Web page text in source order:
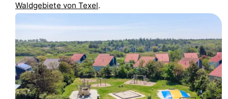
Texel
Kustpark
Texel
Sluftervallei
Strandhuys
Villapark
Waldgebiete von Texel.